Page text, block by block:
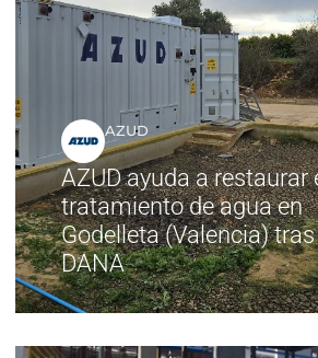
AZUD
AZUD ayuda a restaurar
tratamiento de agua en
Godelleta (Valencia)
DANA